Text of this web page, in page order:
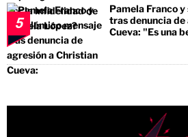
5
Pamela Franco
tras denuncia
Cueva: "Es una